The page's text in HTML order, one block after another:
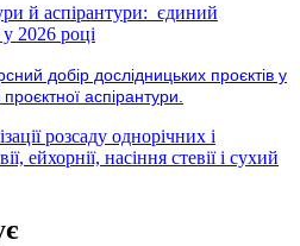
й аспірантури: єдиний
2026 році
добір дослідницьких проєктів у
аспірантури.
розсаду однорічних і
ейхорнії, насіння стевії і сухий